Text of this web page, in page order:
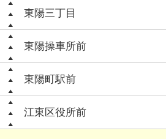
東陽三丁目
東陽操車所前
東陽町駅前
江東区役所前